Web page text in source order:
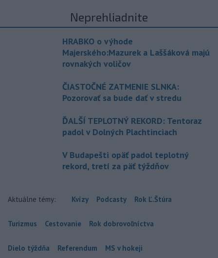
Neprehliadnite
HRABKO o výhode
Majerského:Mazurek a Laššáková majú
rovnakých voličov
ČIASTOČNÉ ZATMENIE SLNKA:
Pozorovať sa bude dať v stredu
ĎALŠÍ TEPLOTNÝ REKORD: Tentoraz
padol v Dolných Plachtinciach
V Budapešti opäť padol teplotný
rekord, tretí za päť týždňov
Aktuálne témy: Kvízy Podcasty Rok Ľ.Štúra
Turizmus Cestovanie Rok dobrovoľníctva
Dielo týždňa Referendum MS v hokeji